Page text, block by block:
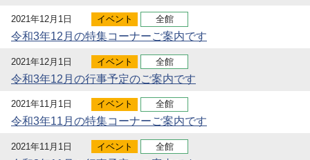
2021年12月1日 イベント 全館
令和3年12月の特集コーナーご案内です
2021年12月1日 イベント 全館
令和3年12月の行事予定のご案内です
2021年11月1日 イベント 全館
令和3年11月の特集コーナーご案内です
2021年11月1日 イベント 全館